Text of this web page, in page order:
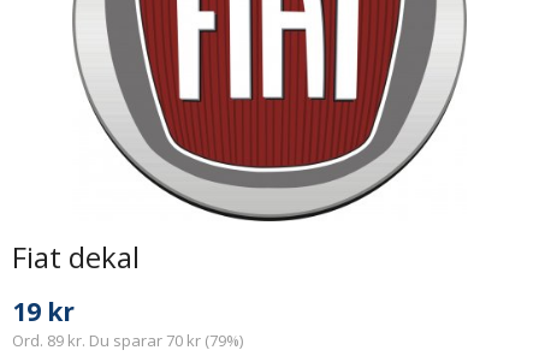
Fiat dekal
19 kr
Ord. 89 kr. Du sparar 70 kr (79%)